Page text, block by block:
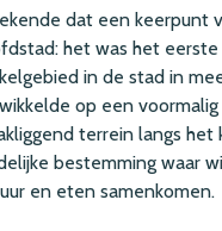
dat een keerpunt
het was het eerste
in de stad in
op een
terrein langs het
bestemming waar
en eten samenkomen.